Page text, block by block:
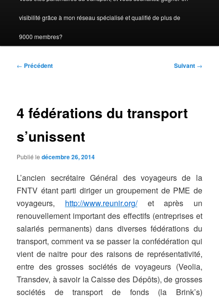
visibilité grâce à mon réseau spécialisé et qualifié de plus de
9000 membres?
Navigation
← Précédent Suivant →
4 fédérations du transport
s’unissent
Publié ledécembre 26, 2014
L’ancien secrétaire Général des voyageurs de la
FNTV étant parti diriger un groupement de PME de
voyageurs, http://www.reunir.org/et après un
renouvellement important des effectifs (entreprises et
salariés permanents) dans diverses fédérations du
transport, comment va se passer la confédération qui
vient de naitre pour des raisons de représentativité,
entre des grosses sociétés de voyageurs (Veolia,
Transdev, à savoir la Caisse des Dépôts), de grosses
sociétés de transport de fonds (la Brink’s)